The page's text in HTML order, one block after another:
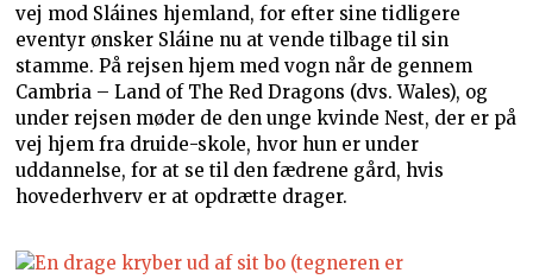
vej mod Sláines hjemland, for efter sine tidligere
eventyr ønsker Sláine nu at vende tilbage til sin
stamme. På rejsen hjem med vogn når de gennem
Cambria – Land of The Red Dragons (dvs. Wales), og
under rejsen møder de den unge kvinde Nest, der er på
vej hjem fra druide-skole, hvor hun er under
uddannelse, for at se til den fædrene gård, hvis
hovederhverv er at opdrætte drager.